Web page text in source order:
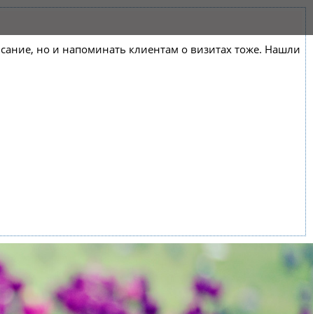
но и напоминать клиентам о визитах тоже. Нашли